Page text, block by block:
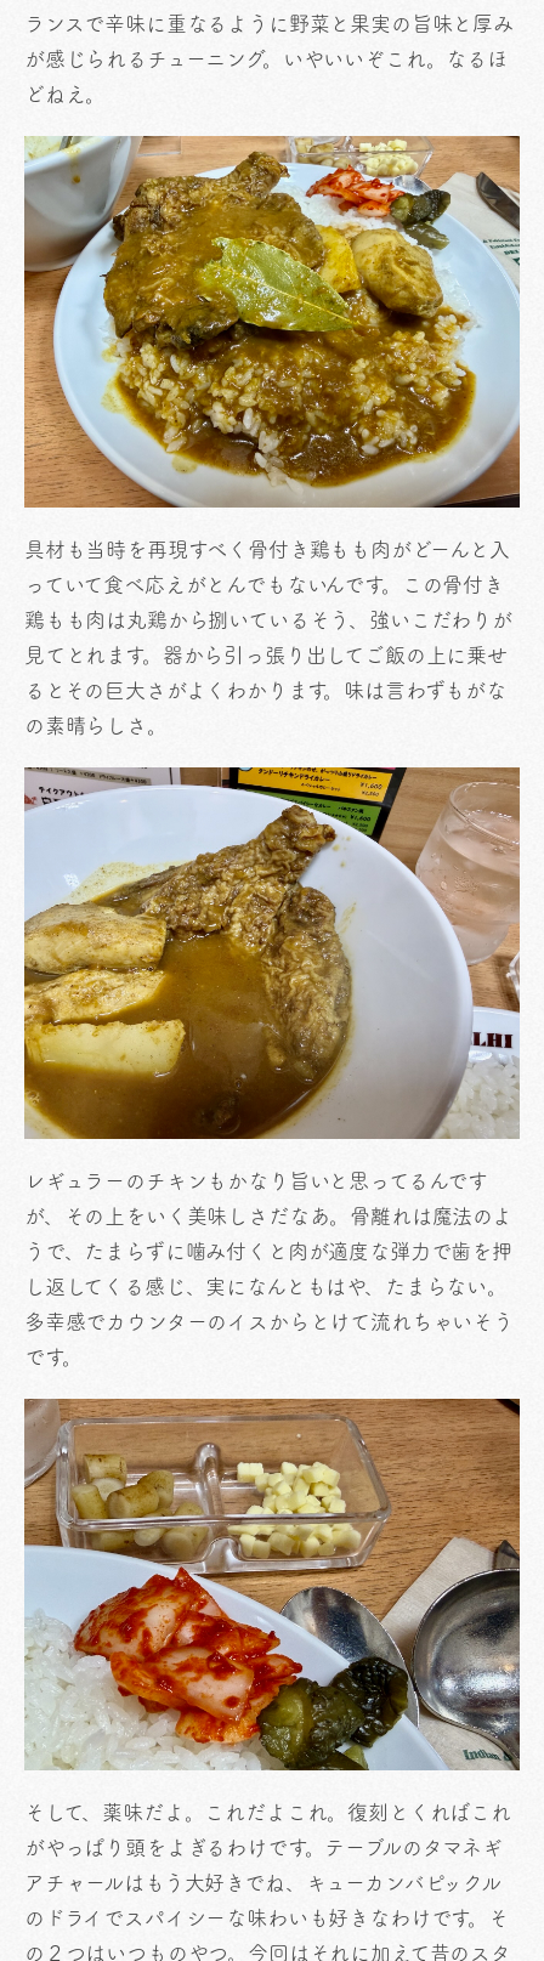
ランスで辛味に重なるように野菜と果実の旨味と厚み
が感じられるチューニング。いやいいぞこれ。なるほ
どねえ。
具材も当時を再現すべく骨付き鶏もも肉がどーんと入
っていて食べ応えがとんでもないんです。この骨付き
鶏もも肉は丸鶏から捌いているそう、強いこだわりが
見てとれます。器から引っ張り出してご飯の上に乗せ
るとその巨大さがよくわかります。味は言わずもがな
の素晴らしさ。
レギュラーのチキンもかなり旨いと思ってるんです
が、その上をいく美味しさだなあ。骨離れは魔法のよ
うで、たまらずに噛み付くと肉が適度な弾力で歯を押
し返してくる感じ、実になんともはや、たまらない。
多幸感でカウンターのイスからとけて流れちゃいそう
です。
そして、薬味だよ。これだよこれ。復刻とくればこれ
がやっぱり頭をよぎるわけです。テーブルのタマネギ
アチャールはもう大好きでね、キューカンバピックル
のドライでスパイシーな味わいも好きなわけです。そ
の２つはいつものやつ。今回はそれに加えて昔のスタ